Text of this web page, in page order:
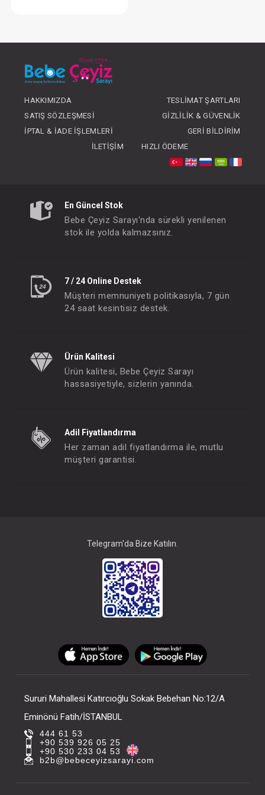
OLUNUZ
HAKKIMIZDA
TESLIMAT ŞARTLARI
SATIŞ SÖZLEŞMESI
GIZLILIK & GÜVENLIK
İPTAL & İADE İŞLEMLERI
GERI BILDIRIM
İLETIŞIM
HIZLI ÖDEME
En Güncel Stok
Bebe Çeyiz Sarayı'nda sürekli yenilenen
stok ile yolda kalmazsınız.
7 / 24 Online Destek
Müşteri memnuniyeti politikasıyla, 7 gün
24 saat kesintisiz destek.
Ürün Kalitesi
Ürün kalitesi, Bebe Çeyiz Sarayı
hassasiyetiyle, sizlerin yanında.
Adil Fiyatlandırma
Her zaman adil fiyatlandırma ile, mutlu
müşteri garantisi.
Telegram'da Bize Katılın.
Sururi Mahallesi Katırcıoğlu Sokak Bebehan No:12/A
Eminönü Fatih/İSTANBUL
444 61 53
+90 539 926 05 25
+90 530 233 04 53
b2b@bebeceyizsarayi.com